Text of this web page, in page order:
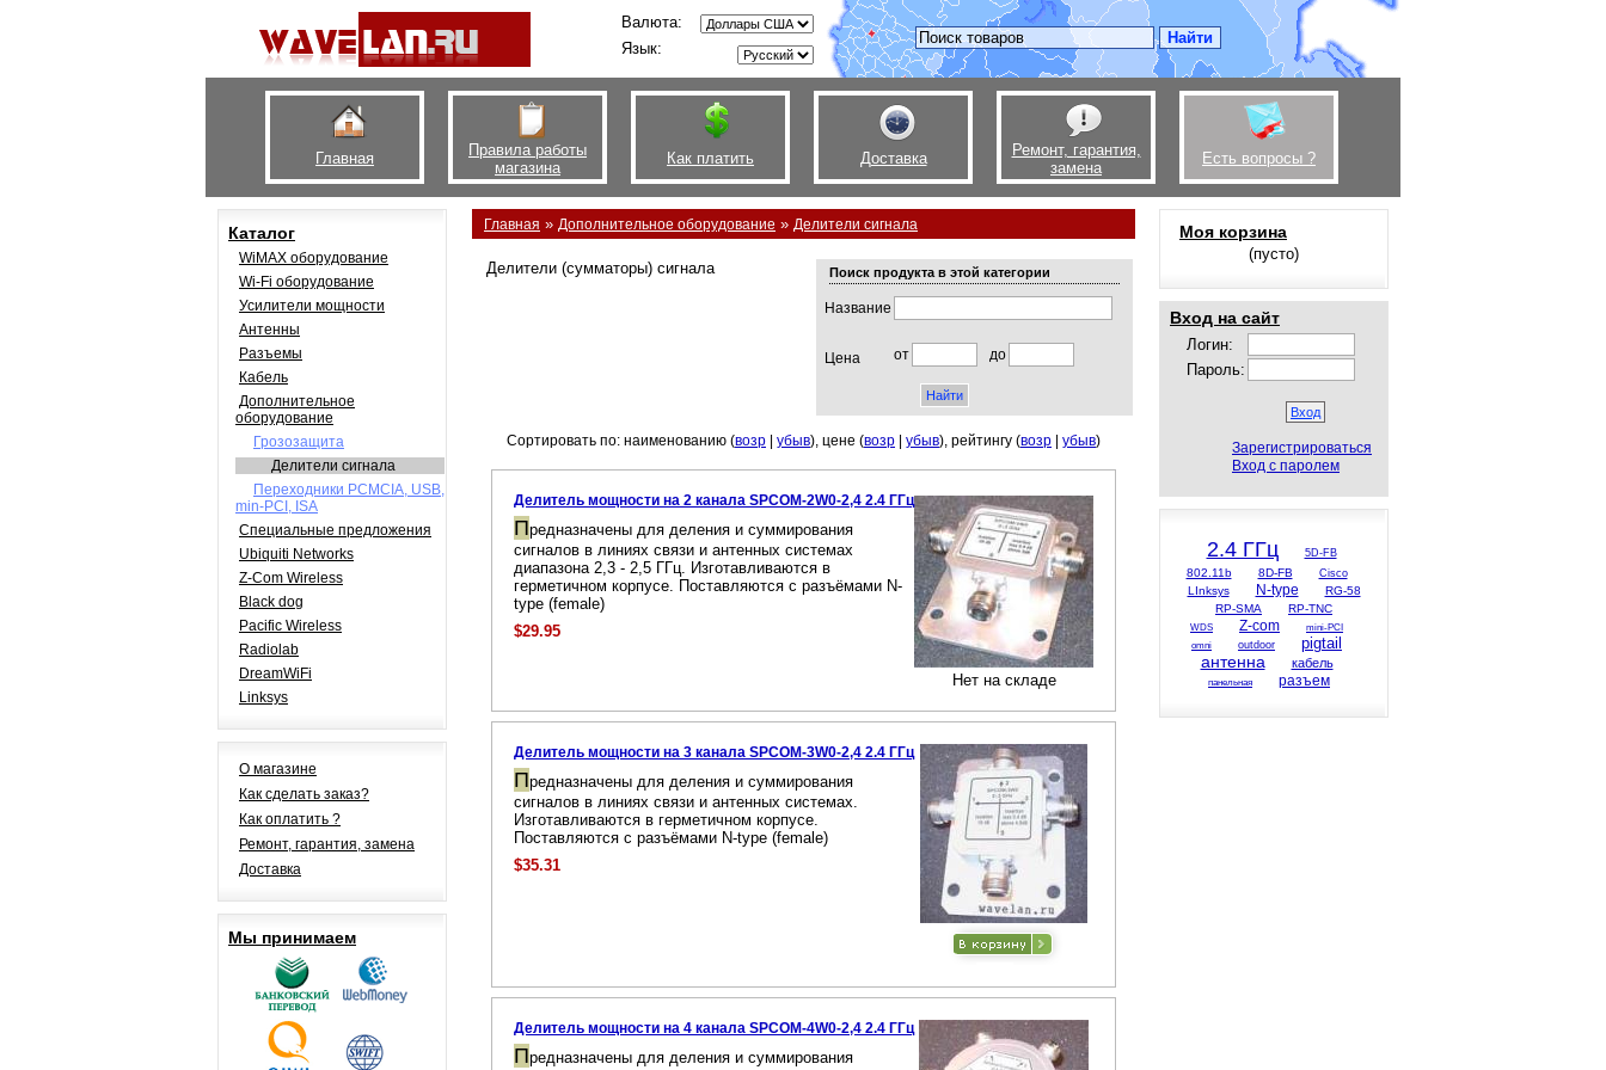
Валюта:
Язык:
Главная
Правила работы
магазина
Как платить Доставка
Ремонт, гарантия,
замена
Есть вопросы ?
Каталог
WiMAX оборудование
Wi-Fi оборудование
Усилители мощности
Антенны
Разъемы
Кабель
Дополнительное
оборудование
Грозозащита
Делители сигнала
Переходники PCMCIA, USB,
min-PCI, ISA
Специальные предложения
Ubiquiti Networks
Z-Com Wireless
Black dog
Pacific Wireless
Radiolab
DreamWiFi
Linksys
О магазине
Как сделать заказ?
Как оплатить ?
Ремонт, гарантия, замена
Доставка
Мы принимаем
Главная » Дополнительное оборудование » Делители сигнала
Делители (сумматоры) сигнала Поиск продукта в этой категории
Название
Цена от до
Сортировать по: наименованию (возр убыв), цене (возр убыв), рейтингу (возр убыв)
Нет на складе
Делитель мощности на 2 канала SPCOM-2W0-2,4 2.4 ГГц
Предназначены для деления и суммирования
сигналов в линиях связи и антенных системах
диапазона 2,3 - 2,5 ГГц. Изготавливаются в
герметичном корпусе. Поставляются с разъёмами N-
type (female)
$29.95
Делитель мощности на 3 канала SPCOM-3W0-2,4 2.4 ГГц
Предназначены для деления и суммирования
сигналов в линиях связи и антенных системах.
Изготавливаются в герметичном корпусе.
Поставляются с разъёмами N-type (female)
$35.31
Делитель мощности на 4 канала SPCOM-4W0-2,4 2.4 ГГц
Предназначены для деления и суммирования
Моя корзина
(пусто)
Вход на сайт
Логин:
Пароль:
Зарегистрироваться
Вход с паролем
2.4 ГГц 5D-FB
802.11b 8D-FB Cisco
LInksys N-type
RG-58
RP-SMA
RP-TNC
WDS Z-com mini-PCI
omni outdoor pigtail
антенна кабель
панельная разъем